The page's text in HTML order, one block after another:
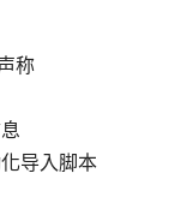
称
导入脚本